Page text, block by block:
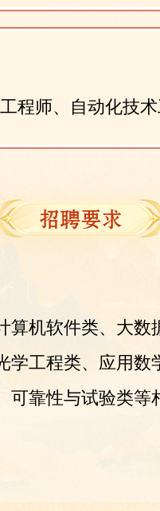
程师、自动化技术
算机软件类、大
工程类、应用
靠性与试验类等